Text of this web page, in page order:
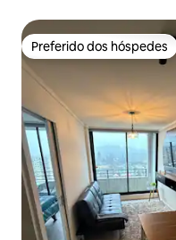
Preferido dos hóspedes
Preferido dos hóspedes